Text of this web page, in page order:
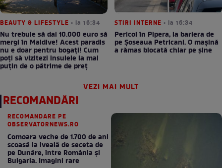
BEAUTY & LIFESTYLE • la 16:34
Nu trebuie să dai 10.000 euro să
mergi în Maldive! Acest paradis
nu e doar pentru bogați! Cum
poți să vizitezi insulele la mai
puțin de o pătrime de preț
STIRI INTERNE • la 16:34
Pericol în Pipera, la bariera de
pe Șoseaua Petricani. O mașină
a rămas blocată chiar pe șine
VEZI MAI MULT
RECOMANDĂRI
RECOMANDARE PE
OBSERVATORNEWS.RO
Comoara veche de 1.700 de ani
scoasă la iveală de seceta de
pe Dunăre, între România şi
Bulgaria. Imagini rare